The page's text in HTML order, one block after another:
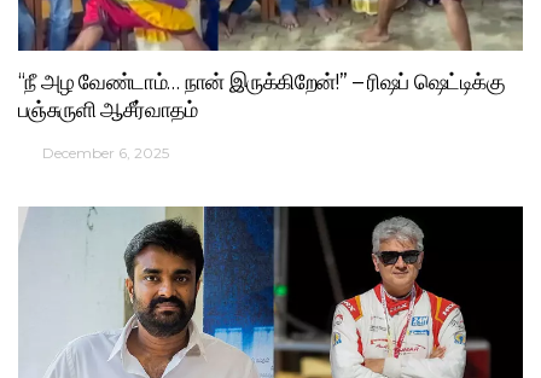
“நீ அழ வேண்டாம்… நான் இருக்கிறேன்!” – ரிஷப் ஷெட்டிக்கு
பஞ்சுருளி ஆசீர்வாதம்
December 6, 2025